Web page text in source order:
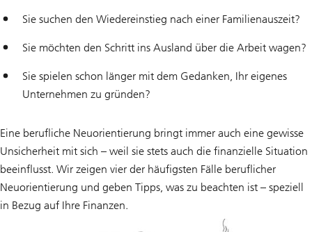
Sie suchen den Wiedereinstieg nach einer Familienauszeit?
Sie möchten den Schritt ins Ausland über die Arbeit wagen?
Sie spielen schon länger mit dem Gedanken, Ihr eigenes
Unternehmen zu gründen?
Eine berufliche Neuorientierung bringt immer auch eine gewisse
Unsicherheit mit sich – weil sie stets auch die finanzielle Situation
beeinflusst. Wir zeigen vier der häufigsten Fälle beruflicher
Neuorientierung und geben Tipps, was zu beachten ist – speziell
in Bezug auf Ihre Finanzen.